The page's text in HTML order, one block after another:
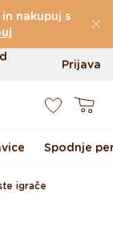
nakupuj s
Prijava
Košarica
Spodnje
igrače